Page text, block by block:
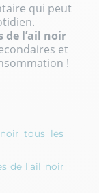
qui peut
de l’ail noir
et
!
tous les
de l'ail noir